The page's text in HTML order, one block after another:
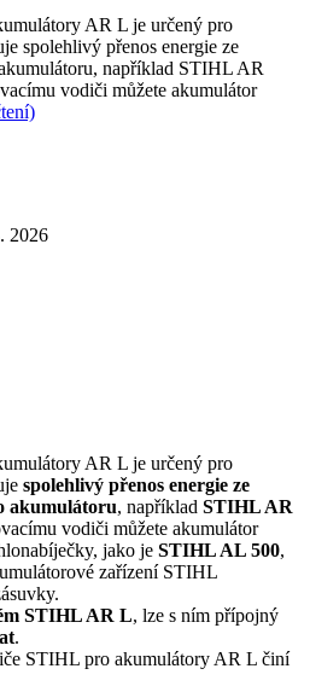
AR L je určený pro
spolehlivý přenos energie ze
například STIHL AR
vodiči můžete akumulátor
2026
AR L je určený pro
spolehlivý přenos energie ze
akumulátoru, například STIHL AR
vodiči můžete akumulátor
jako je STIHL AL 500,
zařízení STIHL
STIHL AR L, lze s ním přípojný
.
STIHL pro akumulátory AR L činí